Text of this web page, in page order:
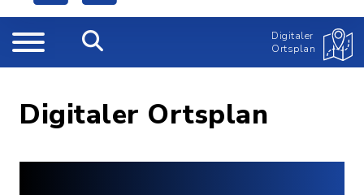
Digitaler
Ortsplan
Digitaler Ortsplan